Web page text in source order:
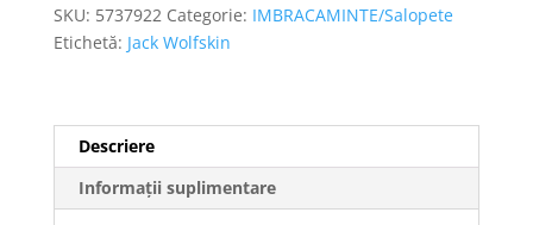
SKU: 5737922 Categorie: IMBRACAMINTE/Salopete
Etichetă: Jack Wolfskin
Descriere
Informații suplimentare